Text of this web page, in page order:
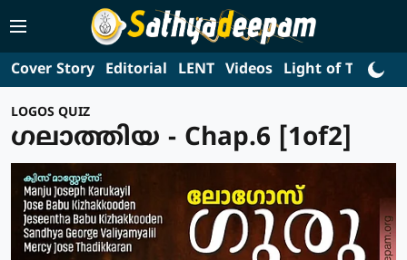
Cover Story Editorial LENT Videos Light of Truth
LOGOS QUIZ
ഗലാത്തിയ - Chap.6 [1of2]